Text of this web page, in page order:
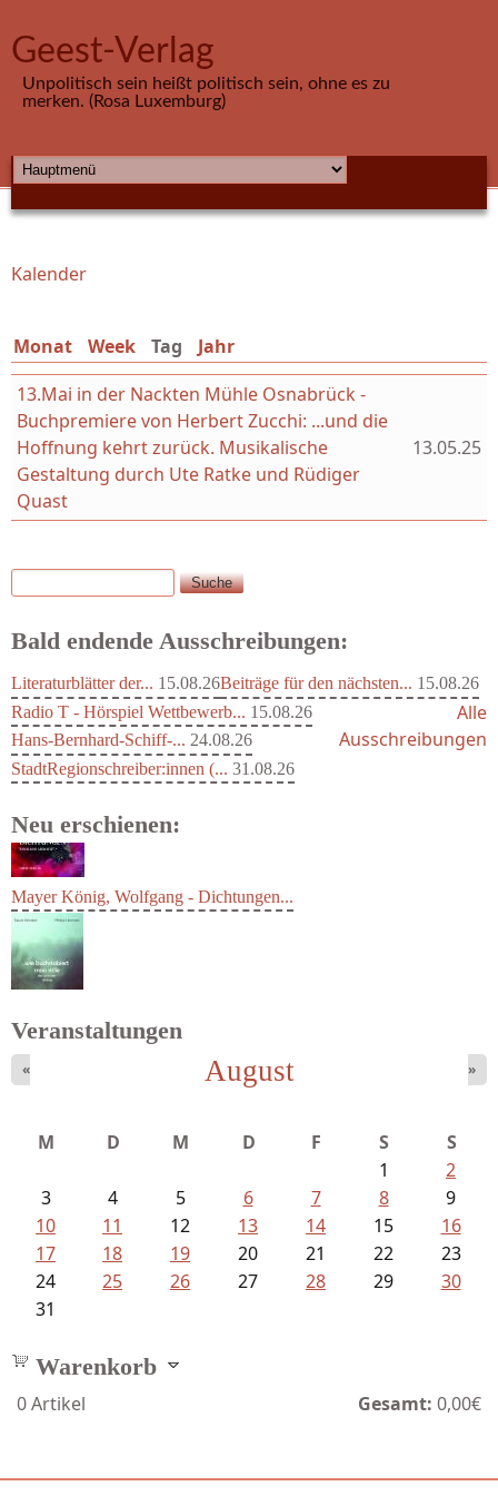
Geest-Verlag
Unpolitisch sein heißt politisch sein, ohne es zu
merken. (Rosa Luxemburg)
HAUPTMENÜ
Sie sind hier
Kalender
Monat Week Tag (aktiver Reiter)
Jahr
13.Mai in der Nackten Mühle Osnabrück -
Buchpremiere von Herbert Zucchi: ...und die
Hoffnung kehrt zurück. Musikalische
Gestaltung durch Ute Ratke und Rüdiger
Quast
13.05.25
Suchformular
Suche
Bald endende Ausschreibungen:
Literaturblätter der... 15.08.26Beiträge für den nächsten... 15.08.26
Radio T - Hörspiel Wettbewerb... 15.08.26
Hans-Bernhard-Schiff-... 24.08.26
StadtRegionschreiber:innen (... 31.08.26
Alle
Ausschreibungen
Neu erschienen:
Schnabel, Sigune und Philipp L´...
Veranstaltungen
August
« »
M D M D F S
S
1
2
3
4 5 6 7 8
9
10
11 12 13 14 15
16
17
18 19 20 21 22
23
24
25 26 27 28 29
30
31
Warenkorb
0Artikel Gesamt: 0,00€